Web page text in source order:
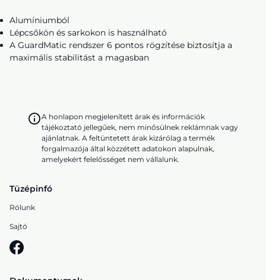
Alumíniumból
Lépcsőkön és sarkokon is használható
A GuardMatic rendszer 6 pontos rögzítése biztosítja a
maximális stabilitást a magasban
A honlapon megjelenített árak és információk
tájékoztató jellegűek, nem minősülnek reklámnak vagy
ajánlatnak. A feltüntetett árak kizárólag a termék
forgalmazója által közzétett adatokon alapulnak,
amelyekért felelősséget nem vállalunk.
Tüzépinfó
Rólunk
Sajtó